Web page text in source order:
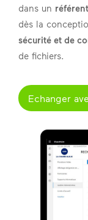
dans un
dès la
sécurité et de
de fichiers.
Echanger